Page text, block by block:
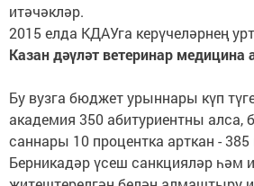
итәчәкләр.
2015 елда КДАУга керүчеләрнең
Казан дәүләт ветеринар медицина
Бу вузга бюджет урыннары күп
академия 350 абитуриентны алса,
саннары 10 процентка арткан -
Берникадәр үсеш санкцияләр һәм